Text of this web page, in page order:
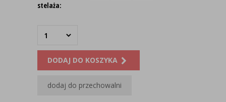
stelaża:
DODAJ DO KOSZYKA
dodaj do przechowalni